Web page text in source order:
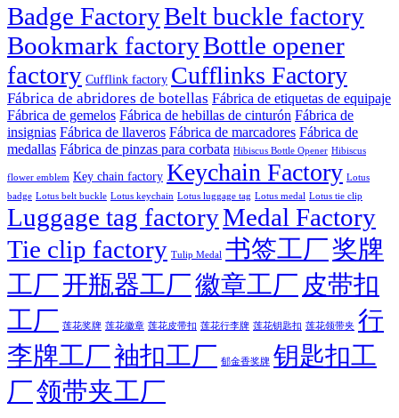
Badge FactoryBelt buckle factory
Bookmark factoryBottle opener
factory Cufflink factory Cufflinks Factory
Fábrica de abridores de botellas Fábrica de etiquetas de equipaje
Fábrica de gemelos Fábrica de hebillas de cinturón Fábrica de
insignias Fábrica de llaveros Fábrica de marcadores Fábrica de
medallas Fábrica de pinzas para corbata Hibiscus Bottle Opener Hibiscus
flower emblem Key chain factory Keychain Factory Lotus
badge Lotus belt buckle Lotus keychain Lotus luggage tag Lotus medal Lotus tie clip
Luggage tag factoryMedal Factory
Tie clip factory Tulip Medal 书签工厂奖牌
工厂开瓶器工厂徽章工厂 皮带扣
工厂 莲花奖牌 莲花徽章 莲花皮带扣 莲花行李牌 莲花钥匙扣 莲花领带夹 行
李牌工厂袖扣工厂 郁金香奖牌 钥匙扣工
厂领带夹工厂